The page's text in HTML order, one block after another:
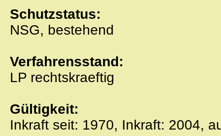
Schutzstatus:
NSG, bestehend
Verfahrensstand:
LP rechtskraeftig
Gültigkeit:
Inkraft seit: 1970, Inkraft: 2004,